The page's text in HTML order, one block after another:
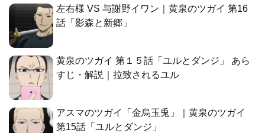
左右様 VS 与謝野イワン｜黄泉のツガイ 第16
話「影森と新郷」
黄泉のツガイ 第１５話「ユルとダンジ」 あら
すじ・解説｜拉致されるユル
アスマのツガイ「金烏玉兎」｜黄泉のツガイ
第15話「ユルとダンジ」